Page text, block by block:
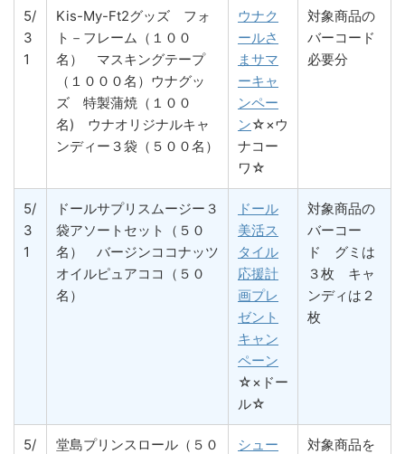
5/
3
1
Kis-My-Ft2グッズ フォ
ト－フレーム（１００
名） マスキングテープ
（１０００名）ウナグッ
ズ 特製蒲焼（１００
名) ウナオリジナルキャ
ンディー３袋（５００名）
ウナク
ールさ
まサマ
ーキャ
ンペー
ン☆×ウ
ナコー
ワ☆
対象商品の
バーコード
必要分
5/
3
1
ドールサプリスムージー３
袋アソートセット（５０
名） バージンココナッツ
オイルピュアココ（５０
名）
ドール
美活ス
タイル
応援計
画プレ
ゼント
キャン
ペーン
☆×ドー
ル☆
対象商品の
バーコー
ド グミは
３枚 キャ
ンディは２
枚
5/
堂島プリンスロール（５０
シュー
対象商品を